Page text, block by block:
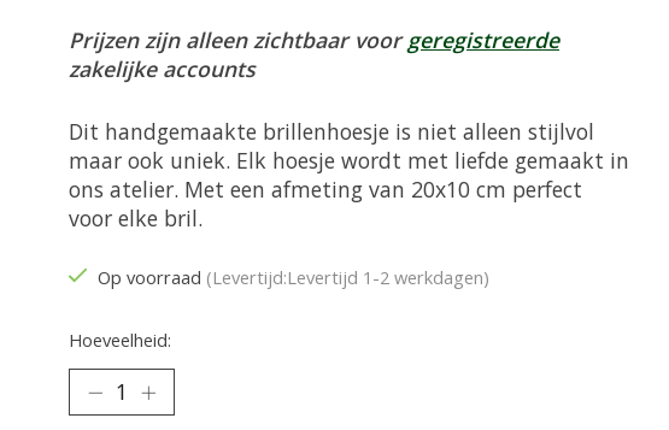
Prijzen zijn alleen zichtbaar voorgeregistreerde
zakelijke accounts
Dit handgemaakte brillenhoesje is niet alleen stijlvol
maar ook uniek. Elk hoesje wordt met liefde gemaakt in
ons atelier. Met een afmeting van 20x10 cm perfect
voor elke bril.
Op voorraad (Levertijd:Levertijd 1-2 werkdagen)
Hoeveelheid: